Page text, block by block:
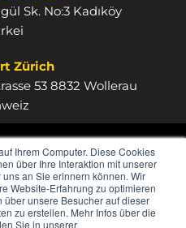
Ihrem Computer. Diese Cookies
über Ihre Interaktion mit unserer
an Sie erinnern können. Wir
Website-Erfahrung zu optimieren
unsere Besucher auf dieser
zu erstellen. Mehr Infos über die
Sie in unserer
Sk. No:3 Kadıköy
Zürich
53 8832 Wollerau